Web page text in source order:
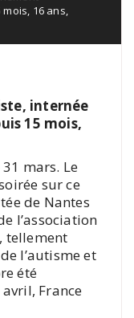
mois 16 ans
internée
15 mois,
mars. Le
sur ce
de Nantes
l’association
tellement
l’autisme et
été
avril, France